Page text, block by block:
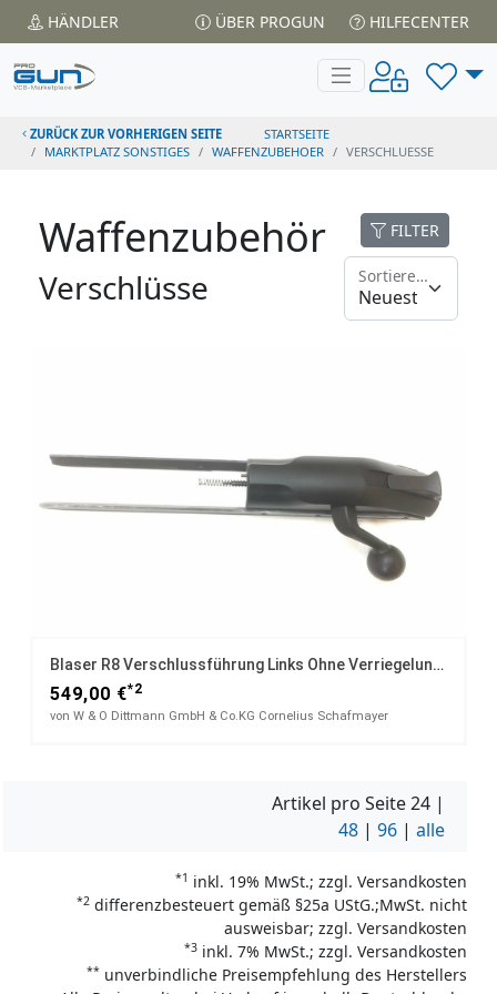
HÄNDLER ÜBER PROGUN HILFECENTER
ZURÜCK ZUR VORHERIGEN SEITE
STARTSEITE
MARKTPLATZ SONSTIGES
WAFFENZUBEHOER VERSCHLUESSE
Waffenzubehör
Verschlüsse
FILTER
Sortieren nach
Blaser R8 Verschlussführung Links Ohne Verriegelungskammer
549,00 €*2
von W & O Dittmann GmbH & Co.KG Cornelius Schafmayer
Artikel pro Seite24 |
48 | 96 | alle
*1 inkl. 19% MwSt.; zzgl. Versandkosten
*2 differenzbesteuert gemäß §25a UStG.;MwSt. nicht
ausweisbar; zzgl. Versandkosten
*3 inkl. 7% MwSt.; zzgl. Versandkosten
** unverbindliche Preisempfehlung des Herstellers